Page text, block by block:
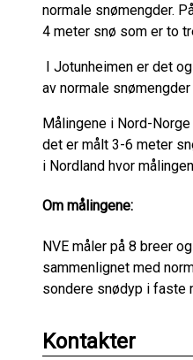
normale snømengder.
4 meter snø som er to
I Jotunheimen er det
av normale
Målingene i Nord-
det er målt 3-6 meter
i Nordland hvor
Om målingene:
NVE måler på 8 breer
sammenlignet med
sondere snødyp i faste
Kontakter